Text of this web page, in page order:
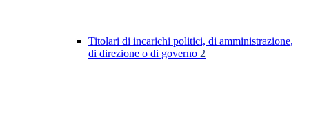
Titolari di incarichi politici, di amministrazione,
di direzione o di governo 2